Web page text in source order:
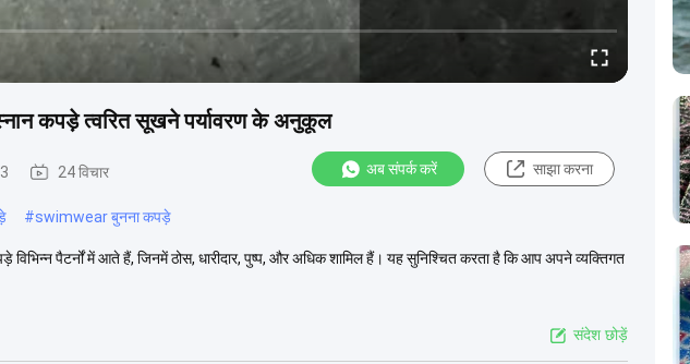
कपड़े त्वरित सूखने पर्यावरण के अनुकूल
24 विचार अब संपर्क करें साझा करना
#swimwear बुनना कपड़े
विभिन्न पैटर्नों में आते हैं, जिनमें ठोस, धारीदार, पुष्प, और अधिक शामिल हैं। यह सुनिश्चित करता है कि आप अपने व्यक्तिगत
संदेश छोड़ें